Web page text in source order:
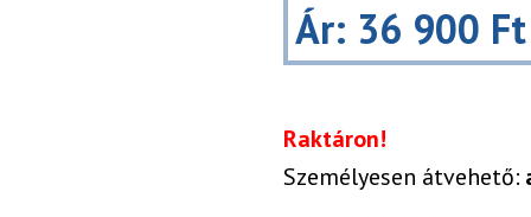
Ár: 36 900 Ft
Raktáron!
Személyesen átvehető: